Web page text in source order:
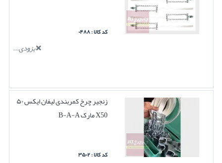
کد کالا : ۰۴۸۸
بزودی...
زنجیر چرخ کمربندی لیفان ایکس ۵۰
X50 مارک B-A-A
کد کالا : ۳۵۰۲